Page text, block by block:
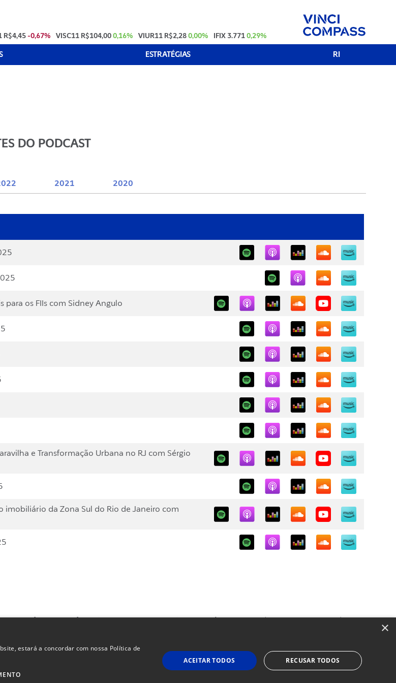
R$4,45 -0,67% VISC11 R$104,00 0,16% VIUR11 R$2,28 0,00% IFIX 3.771 0,29%
ESTRATÉGIAS RI
DO PODCAST
2021 2020
para os FIIs com Sidney Angulo
e Transformação Urbana no RJ com Sérgio
imobiliário da Zona Sul do Rio de Janeiro com
informativo. As informações constantes neste site estão em consonância com os regulamentos e os prospectos dos
do administrador, de qualquer mecanismo de seguro ou, ainda, do Fundo Garantidor de Créditos (FGC). Ao investidor é
que deseja aplicar. Investimentos implicam na exposição a riscos, inclusive na possibilidade de perda total do investimento. A
divulgada não é líquida de impostos.
×
estará a concordar com nossa Política de
ACEITAR TODOS RECUSAR TODOS